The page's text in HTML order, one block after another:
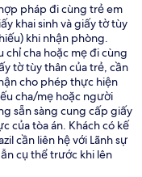
pháp đi cùng trẻ em
khai sinh và giấy tờ tùy
khi nhận phòng.
chỉ cha hoặc mẹ đi cùng
tờ tùy thân của trẻ, cần
cho phép thực hiện
cha/mẹ hoặc người
sẵn sàng cung cấp giấy
của tòa án. Khách có kế
cần liên hệ với Lãnh sự
cụ thể trước khi lên